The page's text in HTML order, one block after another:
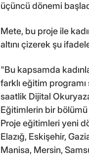
üçüncü dönemi
Mete, bu proje ile
altını çizerek şu
"Bu kapsamda
farklı eğitim
saatlik Dijital
Eğitimlerin bir
Proje eğitimleri yeni
Elazığ, Eskişehir,
Manisa, Mersin,